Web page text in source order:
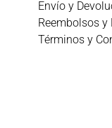
Envío y
Reembolsos y
Términos y